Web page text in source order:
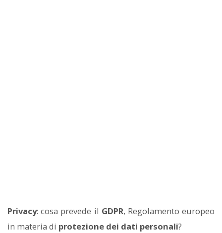
Privacy: cosa prevede il GDPR, Regolamento europeo
in materia di protezione dei dati personali?